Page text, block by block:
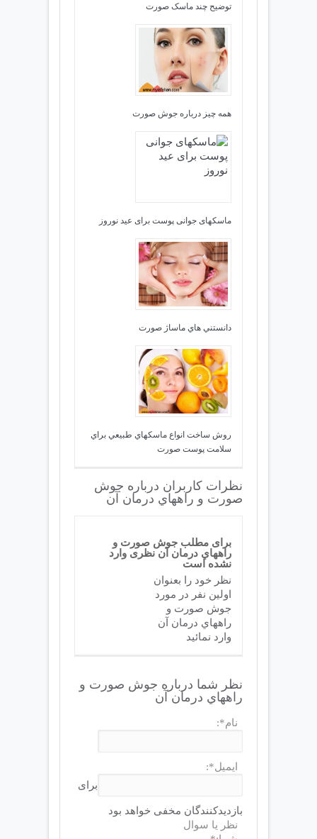
توضیح چند ماسک صورت
همه چیز درباره جوش صورت
ماسکهای جوانی پوست برای عید نوروز
دانستني هاي ماساژ صورت
روش ساخت انواع ماسكهاي طبيعي براي
سلامت پوست صورت
نظرات کاربران درباره جوش
صورت و راههاي درمان آن
برای مطلب جوش صورت و
راههاي درمان آن نظری وارد
نشده است
نظر خود را بعنوان
اولین نفر در مورد
جوش صورت و
راههاي درمان آن
وارد نمائید
نظر شما درباره جوش صورت و
راههاي درمان آن
نام*:
ایمیل*:
برای
بازدیدکنندگان مخفی خواهد بود
نظر یا سوال